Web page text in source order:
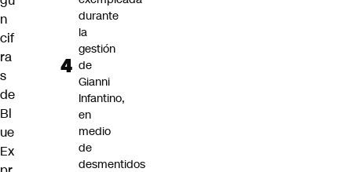
n
cif
ra
s
de
Bl
ue
Ex
durante
la
gestión
de
Gianni
Infantino,
en
medio
de
desmentidos